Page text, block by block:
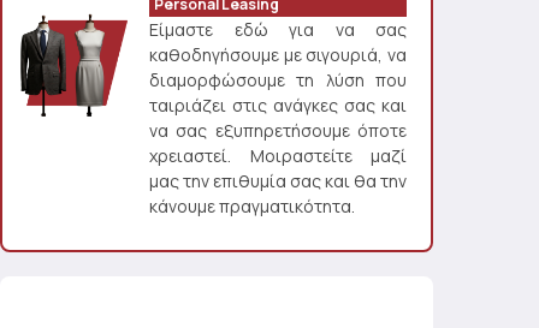
Είμαστε εδώ για να σας
καθοδηγήσουμε με σιγουριά, να
διαμορφώσουμε τη λύση που
ταιριάζει στις ανάγκες σας και
να σας εξυπηρετήσουμε όποτε
χρειαστεί. Μοιραστείτε μαζί
μας την επιθυμία σας και θα την
κάνουμε πραγματικότητα.